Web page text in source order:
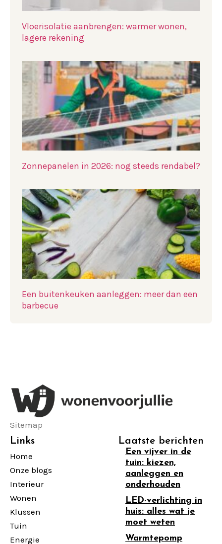
Vloerisolatie aanbrengen: warmer wonen,
lagere rekening
Zonnepanelen in 2026: nog steeds rendabel?
Een buitenkeuken aanleggen: meer dan een
barbecue
Sitemap
Links
Home
Onze blogs
Interieur
Wonen
Klussen
Tuin
Energie
Laatste berichten
Een vijver in de
tuin: kiezen,
aanleggen en
onderhouden
LED-verlichting in
huis: alles wat je
moet weten
Warmtepomp